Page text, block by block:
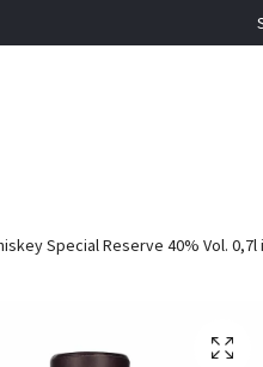
Special Reserve 40% Vol. 0,7l